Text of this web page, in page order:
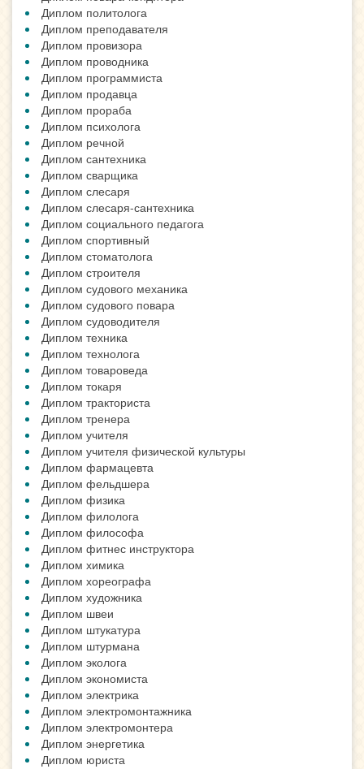
Диплом политолога
Диплом преподавателя
Диплом провизора
Диплом проводника
Диплом программиста
Диплом продавца
Диплом прораба
Диплом психолога
Диплом речной
Диплом сантехника
Диплом сварщика
Диплом слесаря
Диплом слесаря-сантехника
Диплом социального педагога
Диплом спортивный
Диплом стоматолога
Диплом строителя
Диплом судового механика
Диплом судового повара
Диплом судоводителя
Диплом техника
Диплом технолога
Диплом товароведа
Диплом токаря
Диплом тракториста
Диплом тренера
Диплом учителя
Диплом учителя физической культуры
Диплом фармацевта
Диплом фельдшера
Диплом физика
Диплом филолога
Диплом философа
Диплом фитнес инструктора
Диплом химика
Диплом хореографа
Диплом художника
Диплом швеи
Диплом штукатура
Диплом штурмана
Диплом эколога
Диплом экономиста
Диплом электрика
Диплом электромонтажника
Диплом электромонтера
Диплом энергетика
Диплом юриста